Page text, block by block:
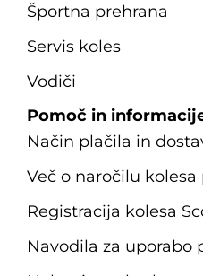
Športna prehrana
Servis koles
Vodiči
Pomoč in
Način plačila in
Več o naročilu kolesa
Registracija kolesa
Navodila za uporabo